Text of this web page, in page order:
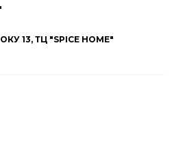
13, ТЦ "SPICE HOME"